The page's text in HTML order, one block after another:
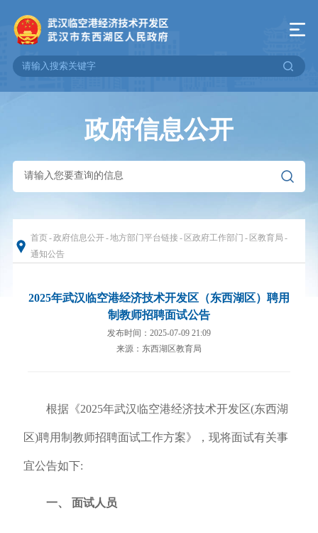
政府信息公开
首页-政府信息公开-地方部门平台链接- 区政府工作部门 - 区教育局 -
通知公告
2025年武汉临空港经济技术开发区（东西湖区）聘用
制教师招聘面试公告
发布时间：2025-07-09 21:09
来源：东西湖区教育局
根据《2025年武汉临空港经济技术开发区(东西湖
区)聘用制教师招聘面试工作方案》，现将面试有关事
宜公告如下:
一、 面试人员